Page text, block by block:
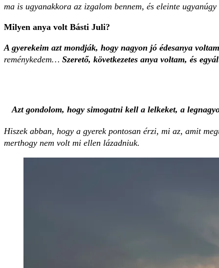
ma is ugyanakkora az izgalom bennem, és eleinte
Milyen anya volt Básti Juli?
A gyerekeim azt mondják, hogy nagyon jó édesanya
reménykedem… Szerető, következetes anya voltam, és
Azt gondolom, hogy simogatni kell a lelkeket, a
Hiszek abban, hogy a gyerek pontosan érzi, mi az, amit
merthogy nem volt mi ellen ­lázadniuk.